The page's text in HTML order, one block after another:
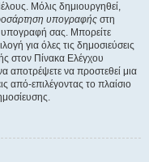
Μόλις δημιουργηθεί,
υπογραφής στη
υπογραφή σας. Μπορείτε
για όλες τις δημοσιεύσεις
στον Πίνακα Ελέγχου
αποτρέψετε να προστεθεί μια
από-επιλέγοντας το πλαίσιο